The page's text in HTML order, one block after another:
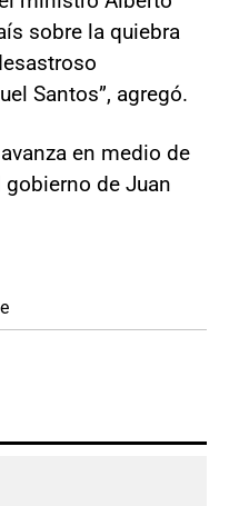
sobre la quiebra
Santos”, agregó.
en medio de
de Juan